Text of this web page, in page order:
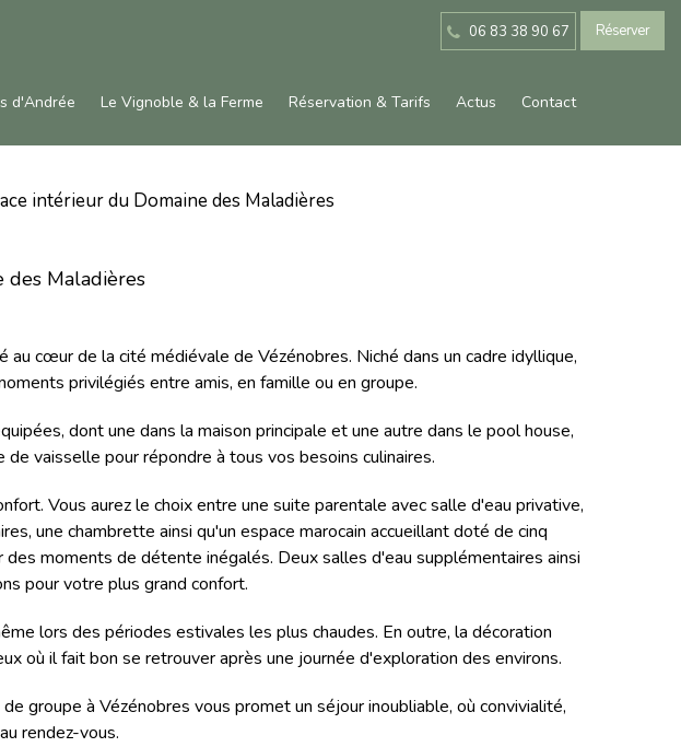
d'Andrée Le Vignoble & la Ferme Réservation & Tarifs Actus Contact
06 83 38 90 67 Réserver
intérieur du Domaine des Maladières
des Maladières
cœur de la cité médiévale de Vézénobres. Niché dans un cadre idyllique,
privilégiés entre amis, en famille ou en groupe.
dont une dans la maison principale et une autre dans le pool house,
vaisselle pour répondre à tous vos besoins culinaires.
Vous aurez le choix entre une suite parentale avec salle d'eau privative,
une chambrette ainsi qu'un espace marocain accueillant doté de cinq
moments de détente inégalés. Deux salles d'eau supplémentaires ainsi
pour votre plus grand confort.
lors des périodes estivales les plus chaudes. En outre, la décoration
où il fait bon se retrouver après une journée d'exploration des environs.
groupe à Vézénobres vous promet un séjour inoubliable, où convivialité,
rendez-vous.